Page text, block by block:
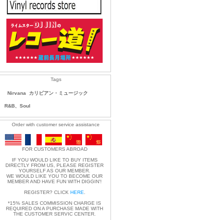
Tags
Nirvana カリビアン・ミュージック
R&B、Soul
Order with customer service assistance
FOR CUSTOMERS ABROAD
IF YOU WOULD LIKE TO BUY ITEMS
DIRECTLY FROM US, PLEASE REGISTER
YOURSELF AS OUR MEMBER.
WE WOULD LIKE YOU TO BECOME OUR
MEMBER AND HAVE FUN WITH DIGGIN'!
REGISTER? CLICK HERE
*15% SALES COMMISSION CHARGE IS
REQUIRED ON A PURCHASE MADE WITH
THE CUSTOMER SERVIC CENTER.